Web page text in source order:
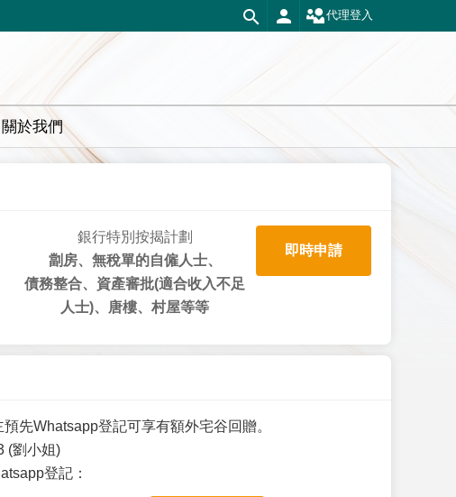
代理登入
關於我們
銀行特別按揭計劃
劏房、無稅單的自僱人士、
債務整合、資產審批(適合收入不足
人士)、唐樓、村屋等等
即時申請
先Whatsapp登記可享有額外宅谷回贈。
(劉小姐)
登記：